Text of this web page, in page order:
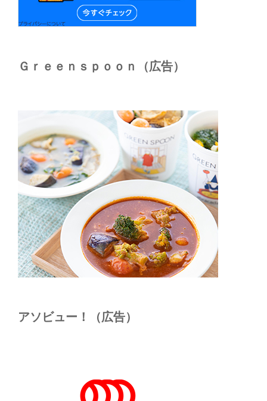
Ｇｒｅｅｎｓｐｏｏｎ（広告）
アソビュー！（広告）